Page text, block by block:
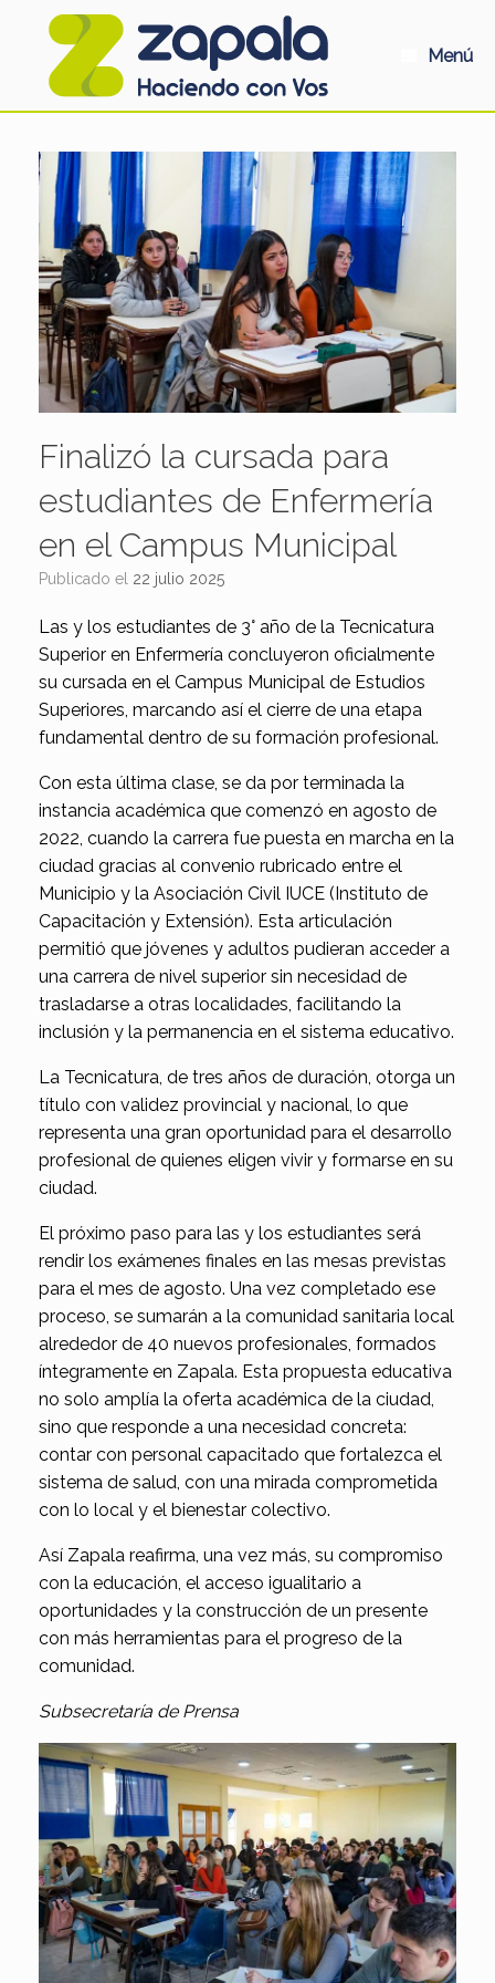
Menú
Finalizó la cursada para
estudiantes de Enfermería
en el Campus Municipal
Publicado el 22 julio 2025
Las y los estudiantes de 3° año de la Tecnicatura
Superior en Enfermería concluyeron oficialmente
su cursada en el Campus Municipal de Estudios
Superiores, marcando así el cierre de una etapa
fundamental dentro de su formación profesional.
Con esta última clase, se da por terminada la
instancia académica que comenzó en agosto de
2022, cuando la carrera fue puesta en marcha en la
ciudad gracias al convenio rubricado entre el
Municipio y la Asociación Civil IUCE (Instituto de
Capacitación y Extensión). Esta articulación
permitió que jóvenes y adultos pudieran acceder a
una carrera de nivel superior sin necesidad de
trasladarse a otras localidades, facilitando la
inclusión y la permanencia en el sistema educativo.
La Tecnicatura, de tres años de duración, otorga un
título con validez provincial y nacional, lo que
representa una gran oportunidad para el desarrollo
profesional de quienes eligen vivir y formarse en su
ciudad.
El próximo paso para las y los estudiantes será
rendir los exámenes finales en las mesas previstas
para el mes de agosto. Una vez completado ese
proceso, se sumarán a la comunidad sanitaria local
alrededor de 40 nuevos profesionales, formados
íntegramente en Zapala. Esta propuesta educativa
no solo amplía la oferta académica de la ciudad,
sino que responde a una necesidad concreta:
contar con personal capacitado que fortalezca el
sistema de salud, con una mirada comprometida
con lo local y el bienestar colectivo.
Así Zapala reafirma, una vez más, su compromiso
con la educación, el acceso igualitario a
oportunidades y la construcción de un presente
con más herramientas para el progreso de la
comunidad.
Subsecretaría de Prensa